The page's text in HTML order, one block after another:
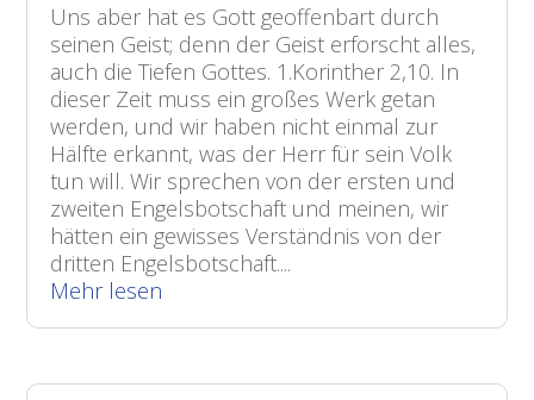
Uns aber hat es Gott geoffenbart durch
seinen Geist; denn der Geist erforscht alles,
auch die Tiefen Gottes. 1.Korinther 2,10. In
dieser Zeit muss ein großes Werk getan
werden, und wir haben nicht einmal zur
Hälfte erkannt, was der Herr für sein Volk
tun will. Wir sprechen von der ersten und
zweiten Engelsbotschaft und meinen, wir
hätten ein gewisses Verständnis von der
dritten Engelsbotschaft....
Mehr lesen